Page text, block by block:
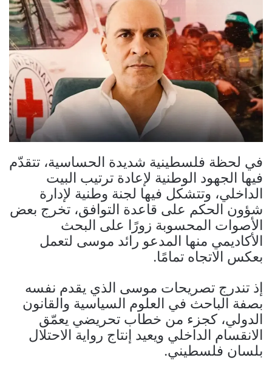
في لحظة فلسطينية شديدة الحساسية، تتقدّم
فيها الجهود الوطنية لإعادة ترتيب البيت
الداخلي، وتتشكل فيها لجنة وطنية لإدارة
شؤون الحكم على قاعدة التوافق، تخرج بعض
الأصوات المحسوبة زورًا على البحث
الأكاديمي منها المدعو رائد موسى لتعمل
بعكس الاتجاه تمامًا.
إذ تندرج تصريحات موسى الذي يقدم نفسه
بصفة الباحث في العلوم السياسية والقانون
الدولي، كجزء من خطاب تحريضي يعمّق
الانقسام الداخلي ويعيد إنتاج رواية الاحتلال
بلسان فلسطيني.